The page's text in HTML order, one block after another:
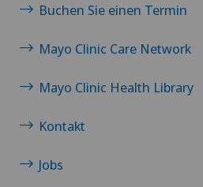
Buchen Sie einen Termin
Mayo Clinic Care Network
Mayo Clinic Health Library
Kontakt
Jobs